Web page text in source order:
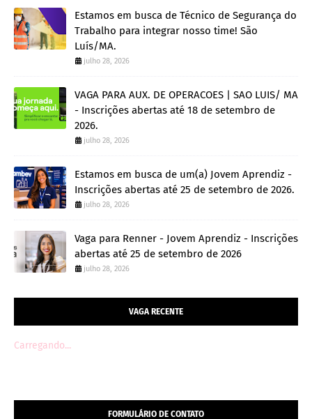
Estamos em busca de Técnico de Segurança do
Trabalho para integrar nosso time! São
Luís/MA.
julho 28, 2026
VAGA PARA AUX. DE OPERACOES | SAO LUIS/ MA
- Inscrições abertas até 18 de setembro de
2026.
julho 28, 2026
Estamos em busca de um(a) Jovem Aprendiz -
Inscrições abertas até 25 de setembro de 2026.
julho 28, 2026
Vaga para Renner - Jovem Aprendiz - Inscrições
abertas até 25 de setembro de 2026
julho 28, 2026
VAGA RECENTE
Carregando...
FORMULÁRIO DE CONTATO